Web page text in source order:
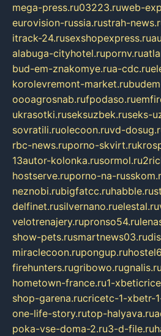
mega-press.ru03223.ruweb-
eurovision-russia.rustrah-
itrack-24.rusexshopexpress.ru
alabuga-cityhotel.rupornv.ru
bud-em-znakomye.rua-cdc.ru
korolevremont-market.ru
oooagrosnab.rufpodaso.ru
ukrasotki.ruseksuzbek.ruseks-
sovratili.ruolecoon.ruvd-
rbc-news.ruporno-skvirt.ru
13autor-kolonka.rusormol.ru
hostserve.ruporno-na-
neznobi.rubigfatcc.ruhabble.ru
delfinet.rusilvernano.ruelestal.ru
velotrenajery.rupronso54.ru
show-pets.rusmartnews03.ru
miraclecoon.rupongup.ru
firehunters.rugribowo.rugnalis.ru
hometown-france.ru1-
shop-garena.rucricetc-1-xbetr-
one-life-story.rutop-halyava.ru
poka-vse-doma-2.ru3-d-file.ru